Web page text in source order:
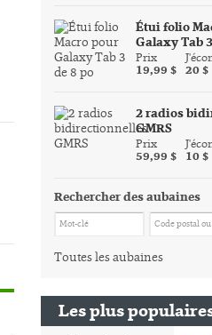
Étui folio
Galaxy Tab
Prix
19,99 $ 20 $
2 radios
GMRS
Prix
59,99 $ 10 $
Rechercher des aubaines
Toutes les aubaines
Les plus